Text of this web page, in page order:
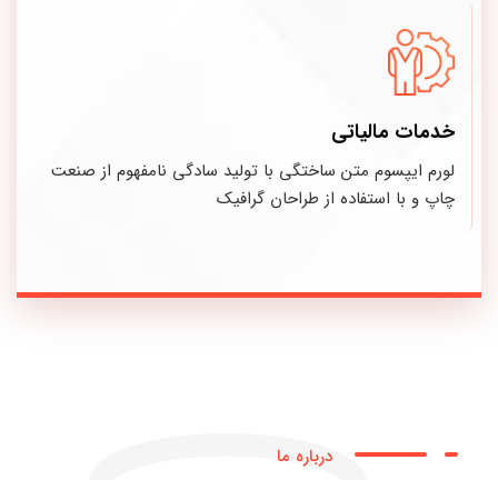
خدمات مالیاتی
لورم ایپسوم متن ساختگی با تولید سادگی نامفهوم از صنعت
چاپ و با استفاده از طراحان گرافیک
درباره ما